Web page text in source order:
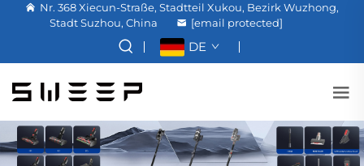
Nr. 368 Xiecun-Straße, Stadtteil Xukou, Bezirk Wuzhong,
Stadt Suzhou, China
[email protected]
DE